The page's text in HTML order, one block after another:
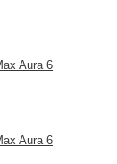
Aura 6
Aura 6